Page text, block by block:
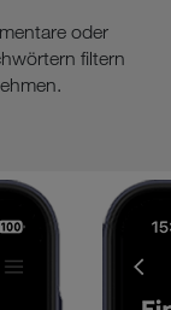
oder
filtern